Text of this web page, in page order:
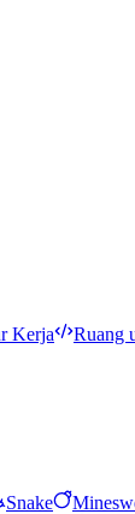
Kerja
Ruang
Snake